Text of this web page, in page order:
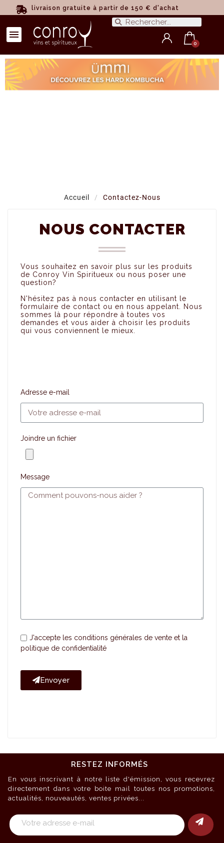
livraison gratuite à partir de 150 € d'achat
Accueil Contactez-Nous
NOUS CONTACTER
Vous souhaitez en savoir plus sur les produits
de Conroy Vin Spiritueux ou nous poser une
question?
N'hésitez pas à nous contacter en utilisant le
formulaire de contact ou en nous appelant. Nous
sommes là pour répondre à toutes vos
demandes et vous aider à choisir les produits
qui vous conviennent le mieux.
Adresse e-mail
Joindre un fichier
Message
J'accepte les conditions générales de vente et la
politique de confidentialité
Envoyer
RESTEZ INFORMÉS
En vous inscrivant à notre liste d'émission, vous recevrez
directement dans votre boite mail toutes nos promotions,
actualités, nouveautés, ventes privées...